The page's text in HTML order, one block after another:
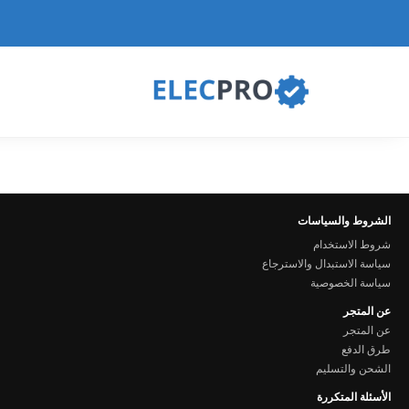
الشروط والسياسات
شروط الاستخدام
سياسة الاستبدال والاسترجاع
سياسة الخصوصية
عن المتجر
عن المتجر
طرق الدفع
الشحن والتسليم
الأسئلة المتكررة